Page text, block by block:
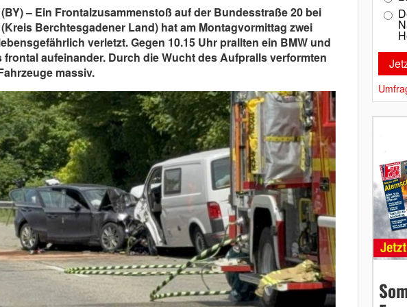
– Ein Frontalzusammenstoß auf der Bundesstraße 20 bei
Berchtesgadener Land) hat am Montagvormittag zwei
verletzt. Gegen 10.15 Uhr prallten ein BMW und
frontal aufeinander.Durch die Wucht des Aufpralls verformten
massiv.